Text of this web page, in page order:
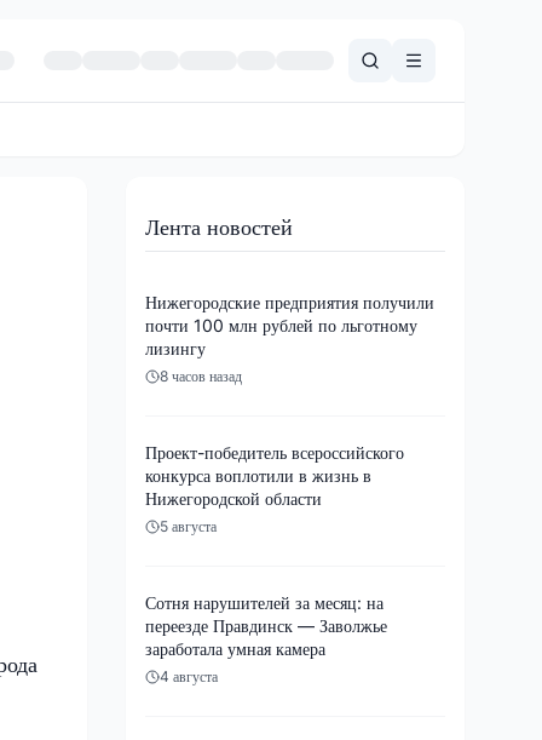
Лента новостей
Нижегородские предприятия получили
почти 100 млн рублей по льготному
лизингу
8 часов назад
Проект-победитель всероссийского
конкурса воплотили в жизнь в
Нижегородской области
5 августа
Сотня нарушителей за месяц: на
переезде Правдинск — Заволжье
заработала умная камера
4 августа